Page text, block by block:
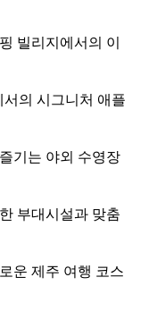
빌리지에서의 이
서의 시그니처 애플
기는 야외 수영장
부대시설과 맞춤
운 제주 여행 코스